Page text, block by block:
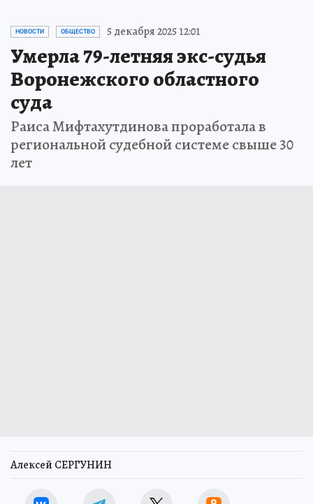
НОВОСТИ ОБЩЕСТВО 5 декабря 2025 12:01
Умерла 79-летняя экс-судья
Воронежского областного
суда
Раиса Мифтахутдинова проработала в
региональной судебной системе свыше 30
лет
Алексей СЕРГУНИН